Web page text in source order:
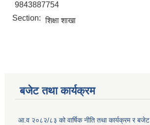
9843887754
Section: शिक्षा शाखा
बजेट तथा कार्यक्रम
आ.व २०८२/८३ को वार्षिक नीति तथा कार्यक्रम र बजेट